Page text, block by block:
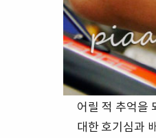
어릴 적 추억을
대한 호기심과